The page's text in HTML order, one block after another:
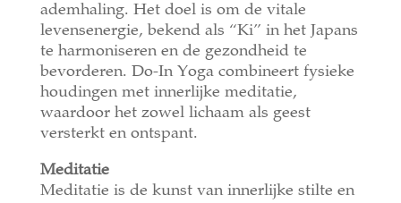
ademhaling. Het doel is om de vitale
levensenergie, bekend als “Ki” in het Japans
te harmoniseren en de gezondheid te
bevorderen. Do-In Yoga combineert fysieke
houdingen met innerlijke meditatie,
waardoor het zowel lichaam als geest
versterkt en ontspant.
Meditatie
Meditatie is de kunst van innerlijke stilte en